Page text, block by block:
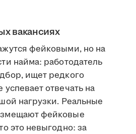
вакансиях
фейковыми, но на
найма: работодатель
ищет редкого
отвечать на
нагрузки. Реальные
фейковые
это невыгодно: за